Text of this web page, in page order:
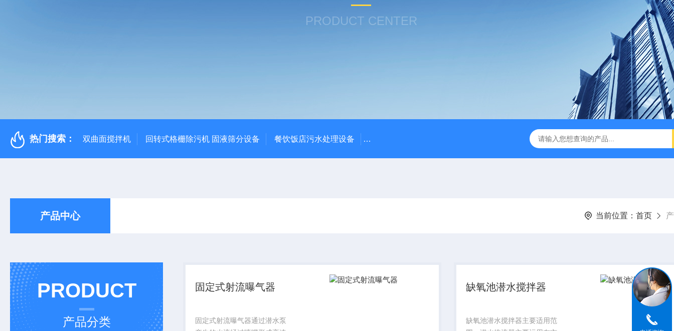
PRODUCT CENTER
热门搜索： 双曲面搅拌机 回转式格栅除污机 固液筛分设备 餐饮饭店污水处理设备 高密度沉淀池中心传动刮泥机 伞型双曲面立式搅拌机 WNG5二沉池刮吸泥机原
产品中心 当前位置： 首页
PRODUCT
产品分类
固定式射流曝气器
固定式射流曝气器通过潜水泵
缺氧池潜水搅拌器
缺氧池潜水搅拌器主要适用范